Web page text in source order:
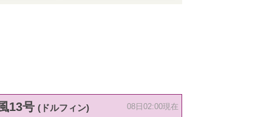
13号 (ドルフィン) 08日02:00現在